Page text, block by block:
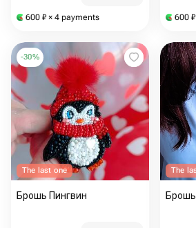
600 ₽ × 4 payments 600 ₽
-30%
The last one
Брошь Пингвин
The